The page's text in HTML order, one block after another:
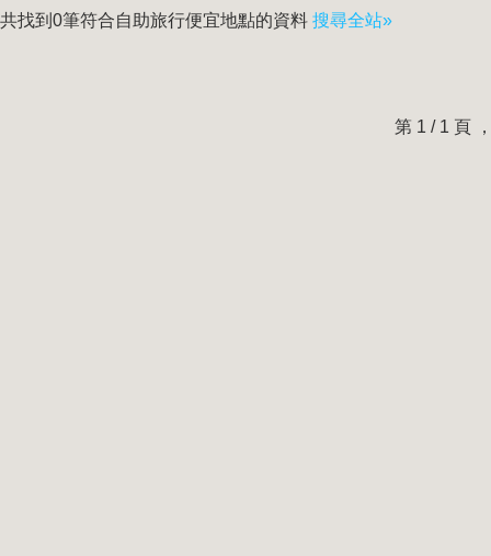
共找到0筆符合自助旅行便宜地點的資料 搜尋全站»
第 1 / 1